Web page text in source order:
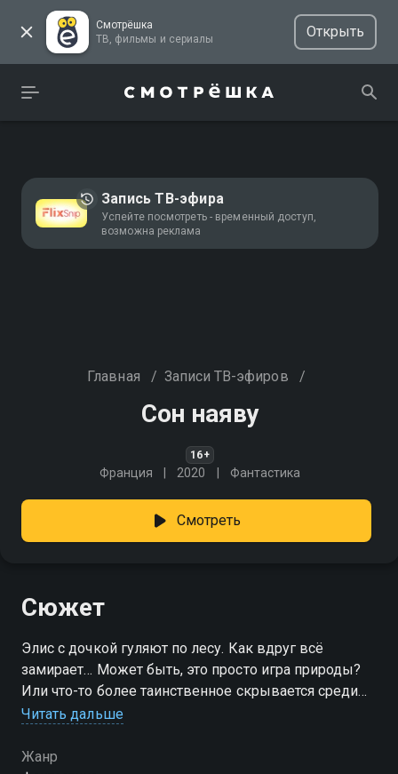
Смотрёшка
ТВ, фильмы и сериалы
Открыть
Запись ТВ-эфира
Успейте посмотреть - временный доступ,
возможна реклама
Главная / Записи ТВ-эфиров /
Сон наяву
16+
Франция 2020 Фантастика
Смотреть
Сюжет
Элис с дочкой гуляют по лесу. Как вдруг всё
замирает… Может быть, это просто игра природы?
Или что-то более таинственное скрывается среди
этих величественных деревьев?
Читать дальше
Жанр